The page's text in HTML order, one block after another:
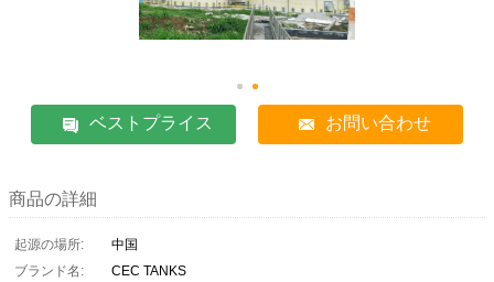
ベストプライス お問い合わせ
商品の詳細
起源の場所:
中国
ブランド名:
CEC TANKS